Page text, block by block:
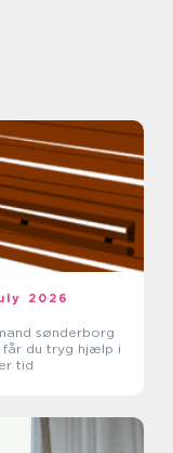
2026
sønderborg
får du tryg hjælp i
tid